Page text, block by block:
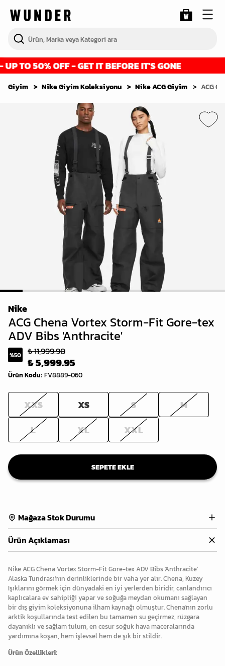
TO 50% OFF - GET IT BEFORE IT'S GONE
Giyim Nike Giyim Koleksiyonu Nike ACG Giyim ACG
1 2 3 4 5 6 7 8 9 10
Nike
ACG Chena Vortex Storm-Fit Gore-tex
ADV Bibs 'Anthracite'
%50 ₺ 11,999.90
₺ 5,999.95
Ürün Kodu: FV8889-060
XXS XS S
M
L
XL XXL
SEPETE EKLE
Mağaza Stok Durumu
Ürün Açıklaması
Nike ACG Chena Vortex Storm-Fit Gore-tex ADV Bibs 'Anthracite'
Alaska Tundrası'nın derinliklerinde bir vaha yer alır. Chena, Kuzey
Işıklarını görmek için dünyadaki en iyi yerlerden biridir, canlandırıcı
kaplıcalara ev sahipliği yapar ve soğuğa meydan okumanı sağlayan
bir dış giyim koleksiyonuna ilham kaynağı olmuştur. Chena'nın zorlu
arktik koşullarında test edilen bu tamamen su geçirmez, rüzgara
dayanıklı ve sağlam tulum, en cesur soğuk hava maceralarında
yardımına koşan, hem işlevsel hem de şık bir stildir.
Ürün Özellikleri: